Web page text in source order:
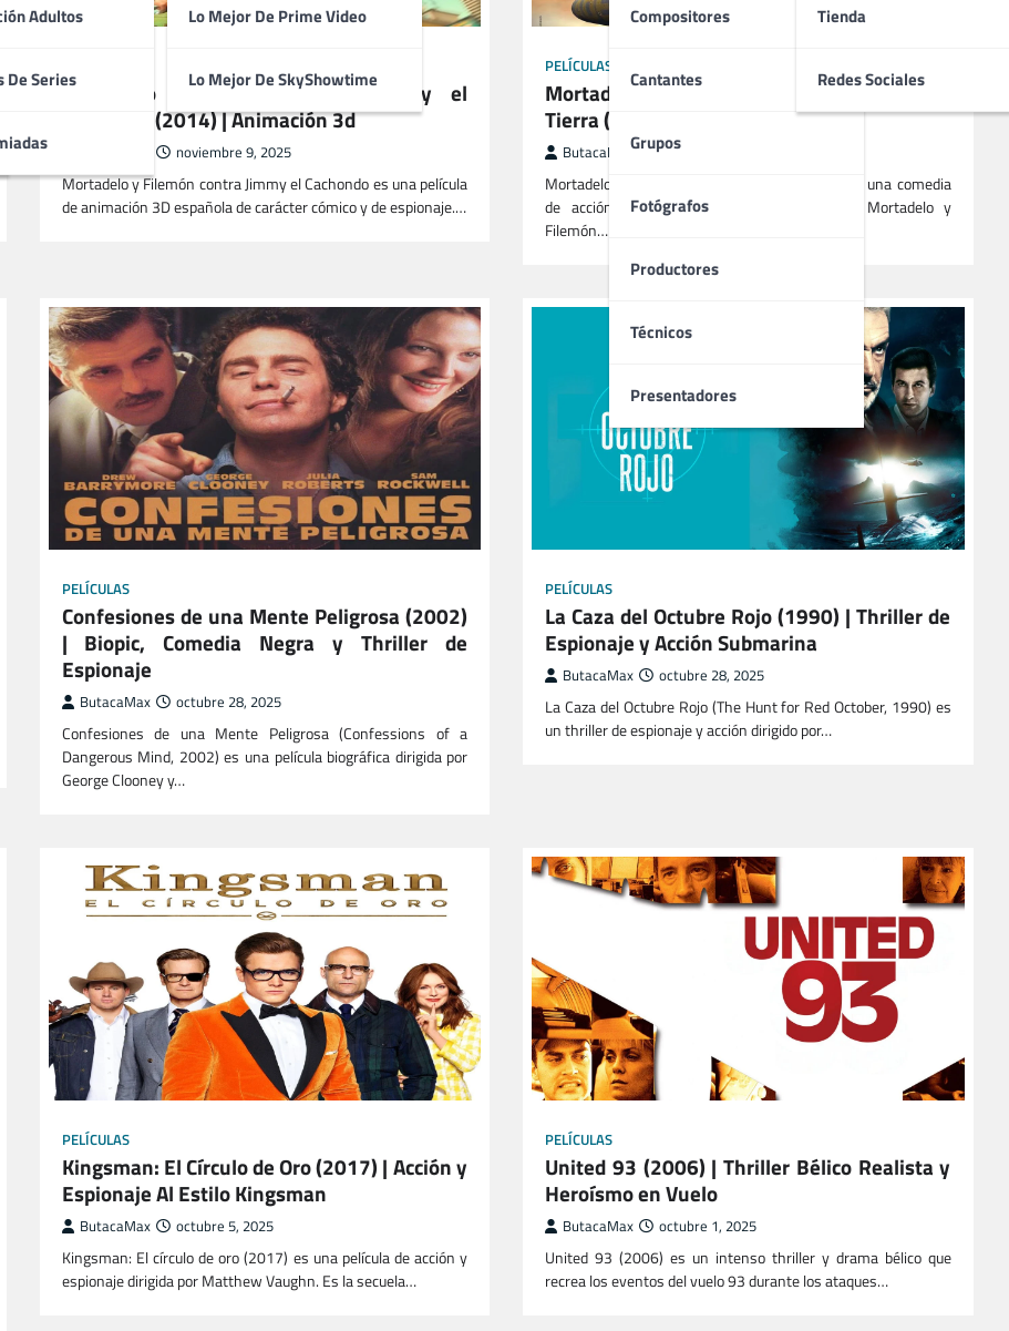
Adultos
De Series
Lo Mejor De Prime Video
Lo Mejor De SkyShowtime
Compositores
Cantantes
Grupos
Fotógrafos
Productores
Técnicos
Presentadores
Tienda
Redes Sociales
Mortadelo y Filemón Contra Jimmy el
Cachondo (2014) | Animación 3d
noviembre 9, 2025
Mortadelo y Filemón contra Jimmy el Cachondo es una película
de animación 3D española de carácter cómico y de espionaje.…
PELÍCULAS
Mortadelo y Filemón. Misión: Salvar la
Tierra (2008) | Comedia Familiar
ButacaMax noviembre 9, 2025
Mortadelo y Filemón. Misión: Salvar la Tierra es una comedia
de acción y ciencia ficción española donde Mortadelo y
Filemón…
PELÍCULAS
Confesiones de una Mente Peligrosa (2002)
| Biopic, Comedia Negra y Thriller de
Espionaje
ButacaMax octubre 28, 2025
Confesiones de una Mente Peligrosa (Confessions of a
Dangerous Mind, 2002) es una película biográfica dirigida por
George Clooney y…
PELÍCULAS
La Caza del Octubre Rojo (1990) | Thriller de
Espionaje y Acción Submarina
ButacaMax octubre 28, 2025
La Caza del Octubre Rojo (The Hunt for Red October, 1990) es
un thriller de espionaje y acción dirigido por…
PELÍCULAS
Kingsman: El Círculo de Oro (2017) | Acción y
Espionaje Al Estilo Kingsman
ButacaMax octubre 5, 2025
Kingsman: El círculo de oro (2017) es una película de acción y
espionaje dirigida por Matthew Vaughn. Es la secuela…
PELÍCULAS
United 93 (2006) | Thriller Bélico Realista y
Heroísmo en Vuelo
ButacaMax octubre 1, 2025
United 93 (2006) es un intenso thriller y drama bélico que
recrea los eventos del vuelo 93 durante los ataques…